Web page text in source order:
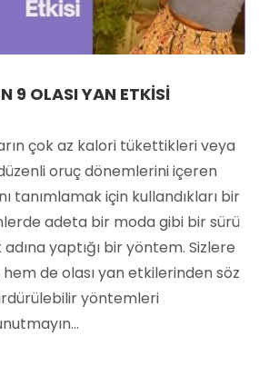
9 OLASI YAN ETKISI
çok az kalori tükettikleri veya
oruç dönemlerini içeren
tanımlamak için kullandıkları bir
adeta bir moda gibi bir sürü
yaptığı bir yöntem. Sizlere
de olası yan etkilerinden söz
yöntemleri